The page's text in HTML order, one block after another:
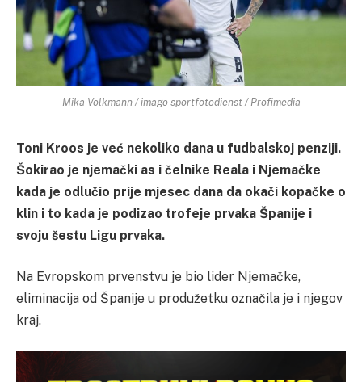
Mika Volkmann / imago sportfotodienst / Profimedia
Toni Kroos je već nekoliko dana u fudbalskoj penziji.
Šokirao je njemački as i čelnike Reala i Njemačke
kada je odlučio prije mjesec dana da okači kopačke o
klin i to kada je podizao trofeje prvaka Španije i
svoju šestu Ligu prvaka.
Na Evropskom prvenstvu je bio lider Njemačke,
eliminacija od Španije u produžetku označila je i njegov
kraj.